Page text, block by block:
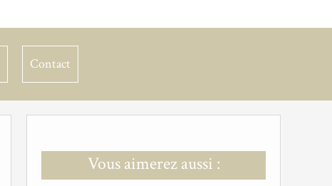
Contact
Vous aimerez aussi :